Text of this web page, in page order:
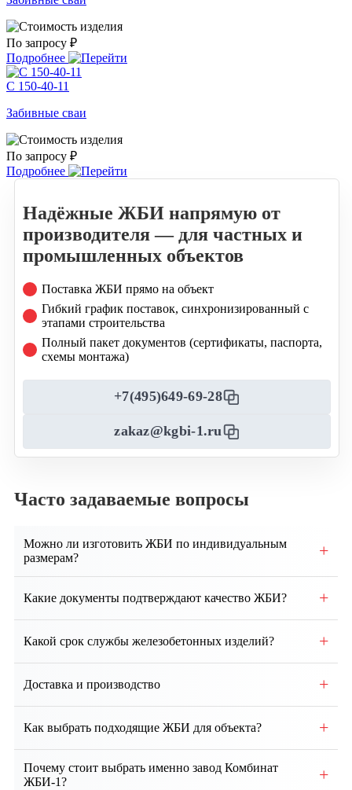
По запросу ₽
Подробнее
С 150-40-11
Забивные сваи
По запросу ₽
Подробнее
Надёжные ЖБИ напрямую от
производителя — для частных и
промышленных объектов
Поставка ЖБИ прямо на объект
Гибкий график поставок, синхронизированный с
этапами строительства
Полный пакет документов (сертификаты, паспорта,
схемы монтажа)
+7(495)649-69-28
zakaz@kgbi-1.ru
Часто задаваемые вопросы
Можно ли изготовить ЖБИ по индивидуальным
размерам?
+
индивидуальным чертежам и техническим
Какие документы подтверждают качество ЖБИ? +
сертификатами соответствия и протоколами
Какой срок службы железобетонных изделий? +
службы ЖБИ составляет от 50 до 100 лет и более.
Доставка и производство +
всех этапах. Доставка по региону и всей России.
Как выбрать подходящие ЖБИ для объекта? +
условий и нагрузок. Наши специалисты помогут
Почему стоит выбрать именно завод Комбинат
ЖБИ-1?
+